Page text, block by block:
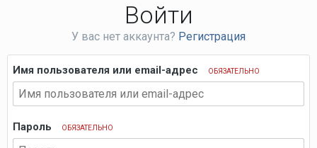
Войти
У вас нет аккаунта? Регистрация
Имя пользователя или email-адрес ОБЯЗАТЕЛЬНО
Пароль ОБЯЗАТЕЛЬНО